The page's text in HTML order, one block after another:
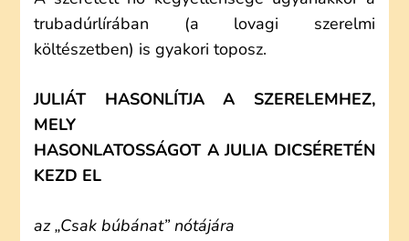
trubadúrlírában (a lovagi szerelmi
költészetben) is gyakori toposz.
JULIÁT HASONLÍTJA A SZERELEMHEZ,
MELY
HASONLATOSSÁGOT A JULIA DICSÉRETÉN
KEZD EL
az „Csak búbánat” nótájára